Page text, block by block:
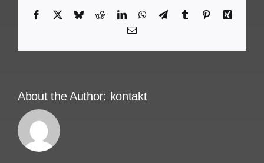
Facebook BlueskyRedditLinkedInWhatsApp
TelegramTumblr PinterestXing
Email
About the Author: kontakt